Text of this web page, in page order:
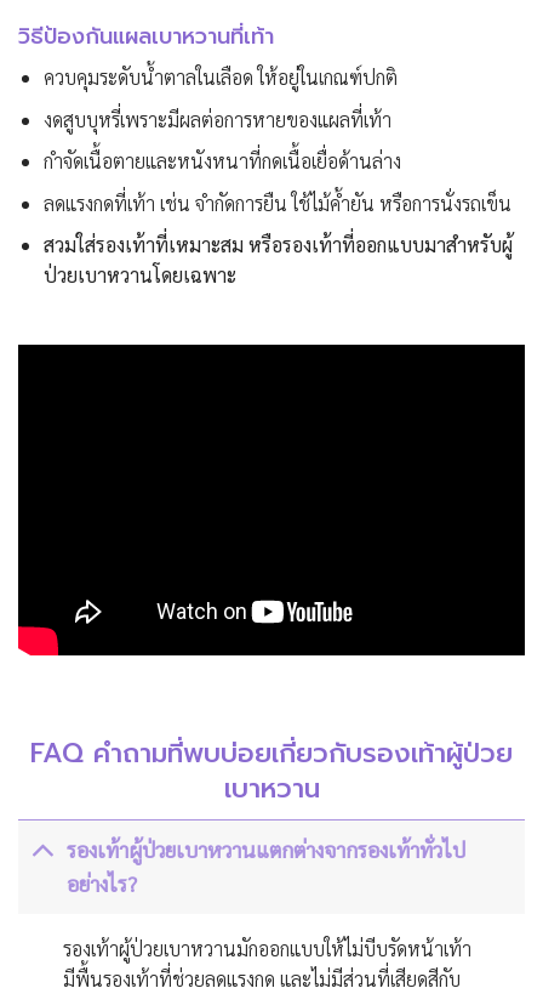
วิธีป้องกันแผลเบาหวานที่เท้า
ควบคุมระดับน้ำตาลในเลือด ให้อยู่ในเกณฑ์ปกติ
งดสูบบุหรี่เพราะมีผลต่อการหายของแผลที่เท้า
กำจัดเนื้อตายและหนังหนาที่กดเนื้อเยื่อด้านล่าง
ลดแรงกดที่เท้า เช่น จำกัดการยืน ใช้ไม้ค้ำยัน หรือการนั่งรถเข็น
สวมใส่รองเท้าที่เหมาะสม หรือรองเท้าที่ออกแบบมาสำหรับผู้
ป่วยเบาหวานโดยเฉพาะ
FAQ คำถามที่พบบ่อยเกี่ยวกับรองเท้าผู้ป่วย
เบาหวาน
รองเท้าผู้ป่วยเบาหวานแตกต่างจากรองเท้าทั่วไป
อย่างไร?
รองเท้าผู้ป่วยเบาหวานมักออกแบบให้ไม่บีบรัดหน้าเท้า
มีพื้นรองเท้าที่ช่วยลดแรงกด และไม่มีส่วนที่เสียดสีกับ